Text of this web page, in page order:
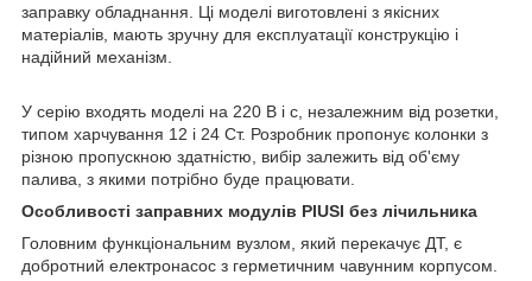
заправку обладнання. Ці моделі виготовлені з якісних
матеріалів, мають зручну для експлуатації конструкцію і
надійний механізм.
У серію входять моделі на 220 В і с, незалежним від розетки,
типом харчування 12 і 24 Ст. Розробник пропонує колонки з
різною пропускною здатністю, вибір залежить від об'єму
палива, з якими потрібно буде працювати.
Особливості заправних модулів PIUSI без лічильника
Головним функціональним вузлом, який перекачує ДТ, є
добротний електронасос з герметичним чавунним корпусом.